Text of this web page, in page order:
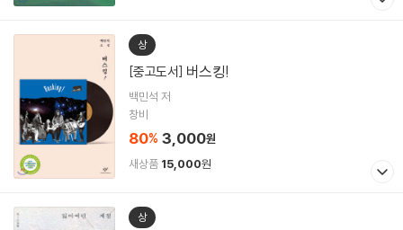
상
[중고도서] 버스킹!
백민석 저
창비
80% 3,000원
새상품 15,000원
상